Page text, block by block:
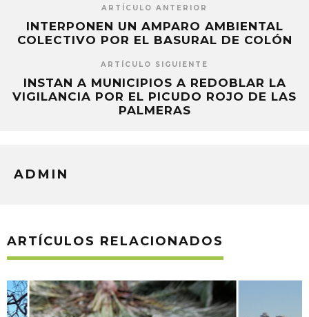
ARTÍCULO ANTERIOR
INTERPONEN UN AMPARO AMBIENTAL
COLECTIVO POR EL BASURAL DE COLÓN
ARTÍCULO SIGUIENTE
INSTAN A MUNICIPIOS A REDOBLAR LA
VIGILANCIA POR EL PICUDO ROJO DE LAS
PALMERAS
ADMIN
ARTÍCULOS RELACIONADOS